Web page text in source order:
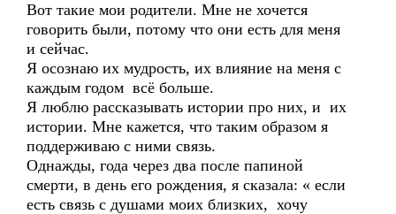
Вот такие мои родители. Мне не хочется
говорить были, потому что они есть для меня
и сейчас.
Я осознаю их мудрость, их влияние на меня с
каждым годом всё больше.
Я люблю рассказывать истории про них, и их
истории. Мне кажется, что таким образом я
поддерживаю с ними связь.
Однажды, года через два после папиной
смерти, в день его рождения, я сказала: « если
есть связь с душами моих близких, хочу